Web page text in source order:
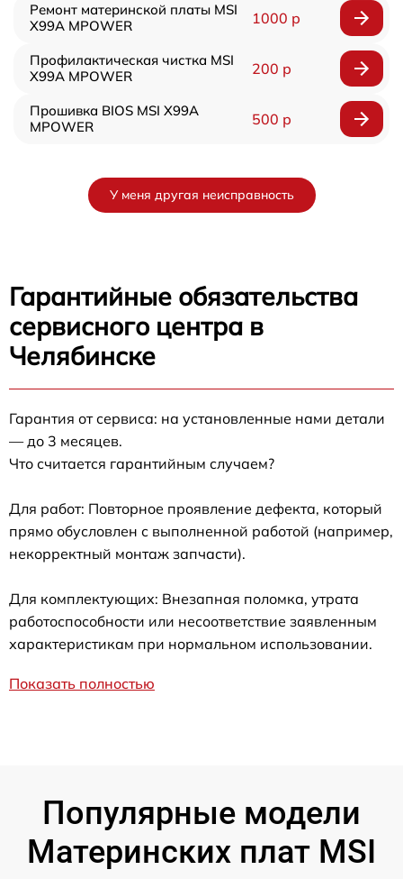
Ремонт материнской платы MSI
X99A MPOWER
1000 р
Профилактическая чистка MSI
X99A MPOWER
200 р
Прошивка BIOS MSI X99A
MPOWER
500 р
У меня другая неисправность
Гарантийные обязательства
сервисного центра в
Челябинске
Гарантия от сервиса: на установленные нами детали
— до 3 месяцев.
Что считается гарантийным случаем?
Для работ: Повторное проявление дефекта, который
прямо обусловлен с выполненной работой (например,
некорректный монтаж запчасти).
Для комплектующих: Внезапная поломка, утрата
работоспособности или несоответствие заявленным
характеристикам при нормальном использовании.
Показать полностью
Популярные модели
Материнских плат MSI